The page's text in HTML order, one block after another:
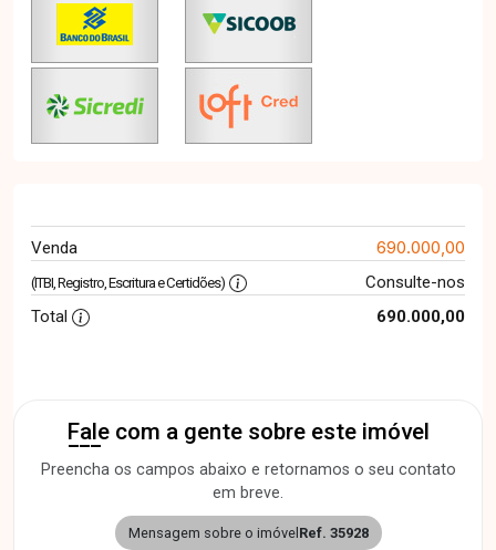
Venda 690.000,00
(ITBI, Registro, Escritura e Certidões)
Consulte-nos
Total
690.000,00
Fale com a gente sobre este imóvel
Preencha os campos abaixo e retornamos o seu contato
em breve.
Mensagem sobre o imóvelRef. 35928